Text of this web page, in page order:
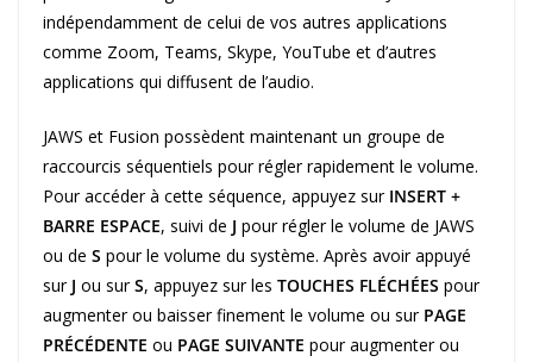
indépendamment de celui de vos autres applications
comme Zoom, Teams, Skype, YouTube et d’autres
applications qui diffusent de l’audio.
JAWS et Fusion possèdent maintenant un groupe de
raccourcis séquentiels pour régler rapidement le volume.
Pour accéder à cette séquence, appuyez sur INSERT +
BARRE ESPACE, suivi de J pour régler le volume de JAWS
ou de S pour le volume du système. Après avoir appuyé
sur J ou surS, appuyez sur les TOUCHES FLÉCHÉES pour
augmenter ou baisser finement le volume ou sur PAGE
PRÉCÉDENTE ou PAGE SUIVANTE pour augmenter ou